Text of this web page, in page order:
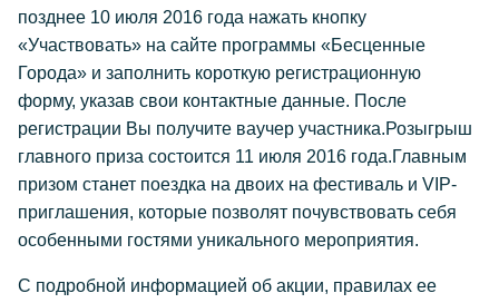
позднее 10 июля 2016 года нажать кнопку
«Участвовать» на сайте программы «Бесценные
Города» и заполнить короткую регистрационную
форму, указав свои контактные данные. После
регистрации Вы получите ваучер участника.Розыгрыш
главного приза состоится 11 июля 2016 года.Главным
призом станет поездка на двоих на фестиваль и VIP-
приглашения, которые позволят почувствовать себя
особенными гостями уникального мероприятия.
С подробной информацией об акции, правилах ее